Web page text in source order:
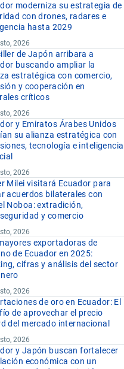
moderniza su estrategia de
con drones, radares e
hasta 2029
2026
de Japón arribara a
buscando ampliar la
estratégica con comercio,
y cooperación en
críticos
2026
y Emiratos Árabes Unidos
su alianza estratégica con
tecnología e inteligencia
2026
Milei visitará Ecuador para
acuerdos bilaterales con
Noboa: extradición,
y comercio
2026
exportadoras de
de Ecuador en 2025:
cifras y análisis del sector
2026
de oro en Ecuador: El
de aprovechar el precio
del mercado internacional
2026
y Japón buscan fortalecer
económica con un